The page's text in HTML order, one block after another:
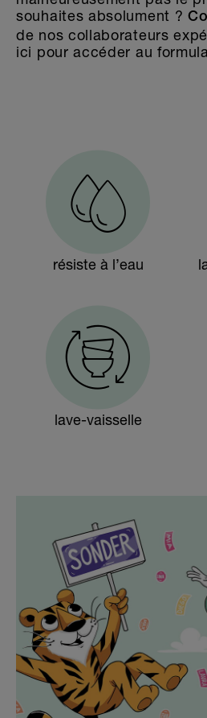
souhaites absolument ?
de nos collaborateurs
ici pour accéder au
résiste à l’eau
lave-vaisselle